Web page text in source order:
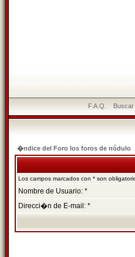
F.A.Q. Buscar
�ndice del Foro los foros de nódulo
Los campos marcados con * son
Nombre de Usuario: *
Direcci�n de E-mail: *